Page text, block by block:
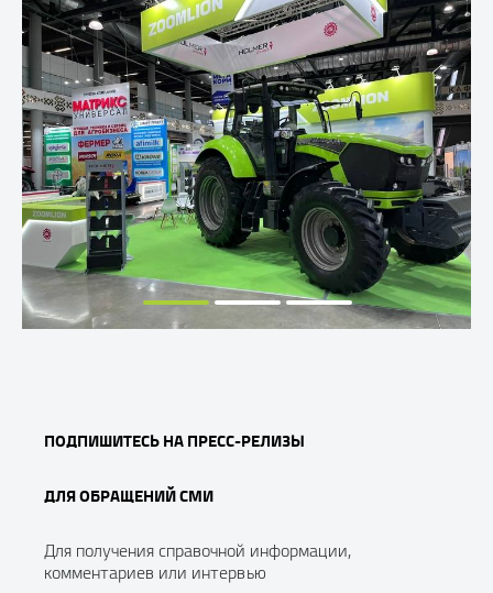
ПОДПИШИТЕСЬ НА ПРЕСС-РЕЛИЗЫ
ДЛЯ ОБРАЩЕНИЙ СМИ
Для получения справочной информации,
комментариев или интервью